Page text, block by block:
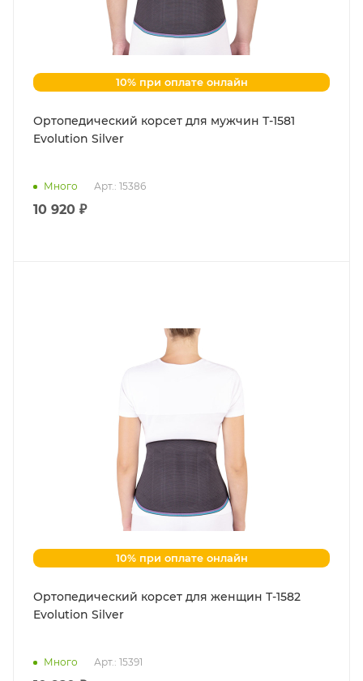
10% при оплате онлайн
Ортопедический корсет для мужчин Т-1581
Evolution Silver
Много Арт.: 15386
10 920 ₽
10% при оплате онлайн
Ортопедический корсет для женщин Т-1582
Evolution Silver
Много Арт.: 15391